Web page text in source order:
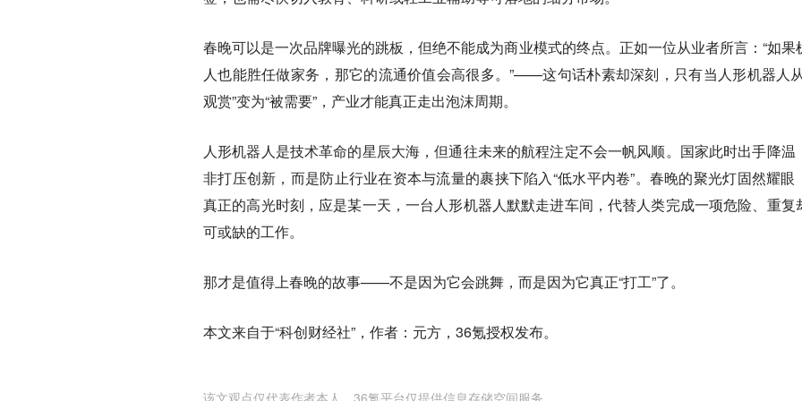
春晚可以是一次品牌曝光的跳板，但绝不能成为商业模式的终点。正如一位从业者所言：“如果
人也能胜任做家务，那它的流通价值会高很多。”——这句话朴素却深刻，只有当人形机器人
观赏”变为“被需要”，产业才能真正走出泡沫周期。
人形机器人是技术革命的星辰大海，但通往未来的航程注定不会一帆风顺。国家此时出手降温
非打压创新，而是防止行业在资本与流量的裹挟下陷入“低水平内卷”。春晚的聚光灯固然耀眼
真正的高光时刻，应是某一天，一台人形机器人默默走进车间，代替人类完成一项危险、重复
可或缺的工作。
那才是值得上春晚的故事——不是因为它会跳舞，而是因为它真正“打工”了。
本文来自于“科创财经社”，作者：元方，36氪授权发布。
该文观点仅代表作者本人，36氪平台仅提供信息存储空间服务。